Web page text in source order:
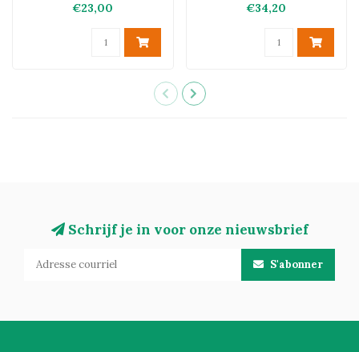
€23,00 €34,20
Schrijf je in voor onze nieuwsbrief
S'abonner